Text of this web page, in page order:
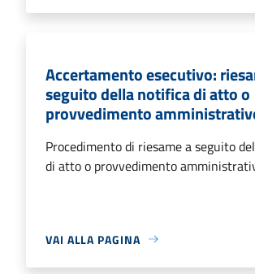
Accertamento esecutivo:
seguito della notifica di atto o
provvedimento
Procedimento di riesame a seguito
di atto o provvedimento
VAI ALLA PAGINA